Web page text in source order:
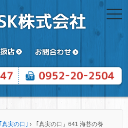
真実の口｣ ›
「真実の口」641 海苔の養